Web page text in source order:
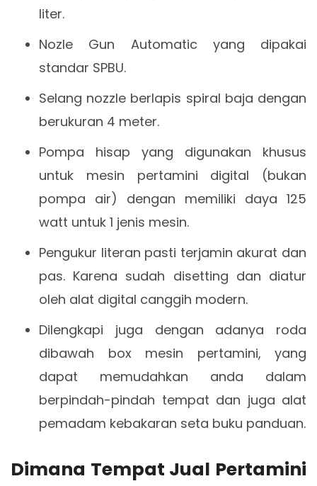
liter.
Nozle Gun Automatic yang dipakai
standar SPBU.
Selang nozzle berlapis spiral baja dengan
berukuran 4 meter.
Pompa hisap yang digunakan khusus
untuk mesin pertamini digital (bukan
pompa air) dengan memiliki daya 125
watt untuk 1 jenis mesin.
Pengukur literan pasti terjamin akurat dan
pas. Karena sudah disetting dan diatur
oleh alat digital canggih modern.
Dilengkapi juga dengan adanya roda
dibawah box mesin pertamini, yang
dapat memudahkan anda dalam
berpindah-pindah tempat dan juga alat
pemadam kebakaran seta buku panduan.
Dimana Tempat Jual Pertamini